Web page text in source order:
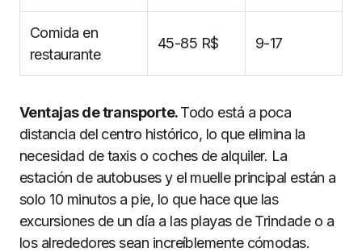
Comida en
restaurante
45-85 R$ 9-17
Ventajas de transporte.Todo está a poca
distancia del centro histórico, lo que elimina la
necesidad de taxis o coches de alquiler. La
estación de autobuses y el muelle principal están a
solo 10 minutos a pie, lo que hace que las
excursiones de un día a las playas de Trindade o a
los alrededores sean increíblemente cómodas.